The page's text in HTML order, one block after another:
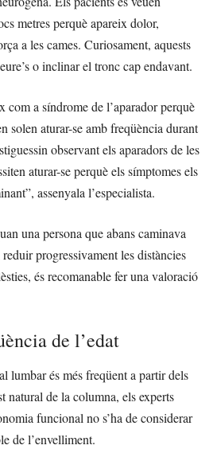
metres perquè apareix dolor,
a les cames. Curiosament, aquests
o inclinar el tronc cap endavant.
com a síndrome de l’aparador perquè
solen aturar-se amb freqüència durant
observant els aparadors de les
aturar-se perquè els símptomes els
assenyala l’especialista.
una persona que abans caminava
progressivament les distàncies
és recomanable fer una valoració
de l’edat
lumbar és més freqüent a partir dels
natural de la columna, els experts
funcional no s’ha de considerar
de l’envelliment.